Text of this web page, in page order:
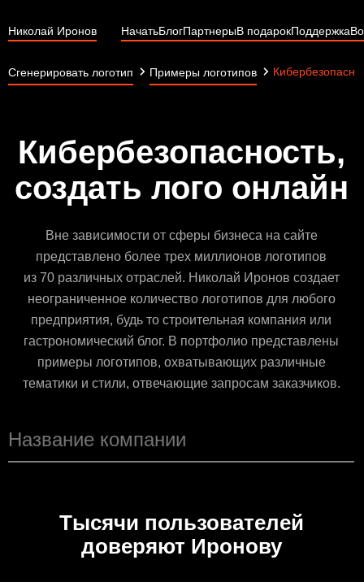
Николай Иронов НачатьБлогПартнерыВ подарокПоддержка
Сгенерировать логотип Примеры логотипов
Кибербезопасность,
создать лого онлайн
Вне зависимости от сферы бизнеса на сайте
представлено более трех миллионов логотипов
из 70 различных отраслей. Николай Иронов создает
неограниченное количество логотипов для любого
предприятия, будь то строительная компания или
гастрономический блог. В портфолио представлены
примеры логотипов, охватывающих различные
тематики и стили, отвечающие запросам заказчиков.
Тысячи пользователей
доверяют Иронову